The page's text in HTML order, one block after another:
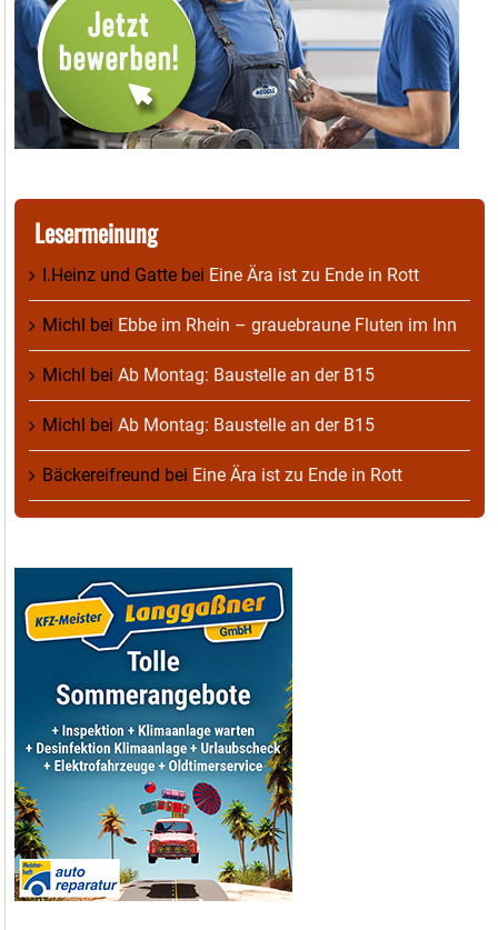
Lesermeinung
I.Heinz und Gatte bei Eine Ära ist zu Ende in Rott
Michl bei Ebbe im Rhein – grauebraune Fluten im Inn
Michl bei Ab Montag: Baustelle an der B15
Michl bei Ab Montag: Baustelle an der B15
Bäckereifreund bei Eine Ära ist zu Ende in Rott